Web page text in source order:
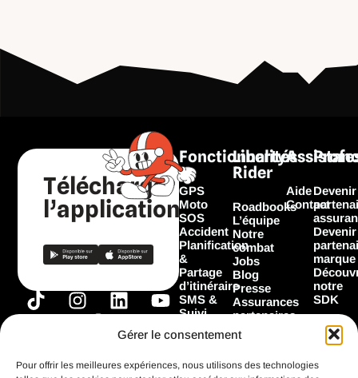
Gérer le consentement
Pour offrir les meilleures expériences, nous utilisons des technologies
Télécharger
l’application
T
i
I
n
L
i
n
Y
o
u
a
Fonctionnalités
GPS
Moto
SOS
Accident
Planification
&
Partage
d’itinéraire
SMS &
Suivi
Les
Liberty
Rider
Roadbooks
L’équipe
Notre
combat
Jobs
Blog
Presse
Assurances
partenaires
Marques
partenaires
Aide
Contact
Devenir
Devenir
marque
notre
SDK